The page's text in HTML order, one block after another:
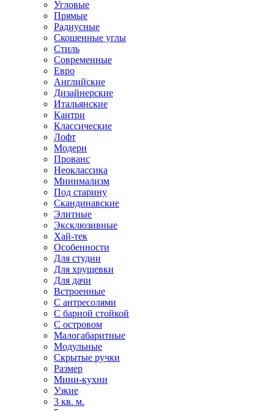
Угловые
Прямые
Радиусные
Скошенные углы
Стиль
Современные
Евро
Английские
Дизайнерские
Итальянские
Кантри
Классические
Лофт
Модерн
Прованс
Неоклассика
Минимализм
Под старину
Скандинавские
Элитные
Эксклюзивные
Хай-тек
Особенности
Для студии
Для хрущевки
Для дачи
Встроенные
С антресолями
С барной стойкой
С островом
Малогабаритные
Модульные
Скрытые ручки
Размер
Мини-кухни
Узкие
3 кв. м.